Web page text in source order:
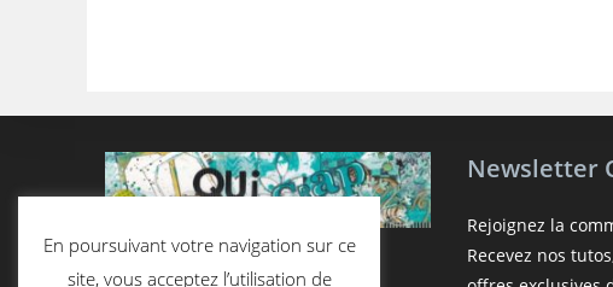
Newsletter
Rejoignez la
Recevez nos
En poursuivant votre navigation sur ce
site, vous acceptez l’utilisation de